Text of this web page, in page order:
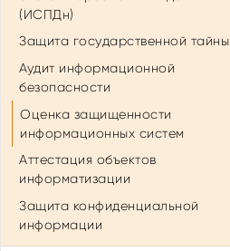
(ИСПДн)
Защита государственной тайны
Аудит информационной
безопасности
Оценка защищенности
информационных систем
Аттестация объектов
информатизации
Защита конфиденциальной
информации